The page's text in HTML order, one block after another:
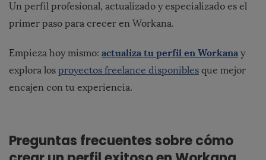
Un perfil profesional, actualizado y especializado es el
primer paso para crecer en Workana.
Empieza hoy mismo: actualiza tu perfil en Workana y
explora los proyectos freelance disponibles que mejor
encajen con tu experiencia.
Preguntas frecuentes sobre cómo